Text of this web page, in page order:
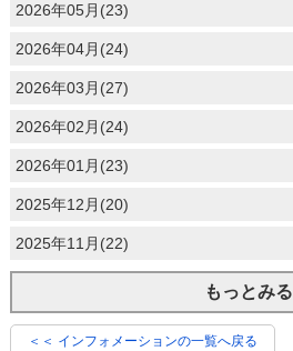
2026年05月(23)
2026年04月(24)
2026年03月(27)
2026年02月(24)
2026年01月(23)
2025年12月(20)
2025年11月(22)
もっとみる
＜＜ インフォメーションの一覧へ戻る